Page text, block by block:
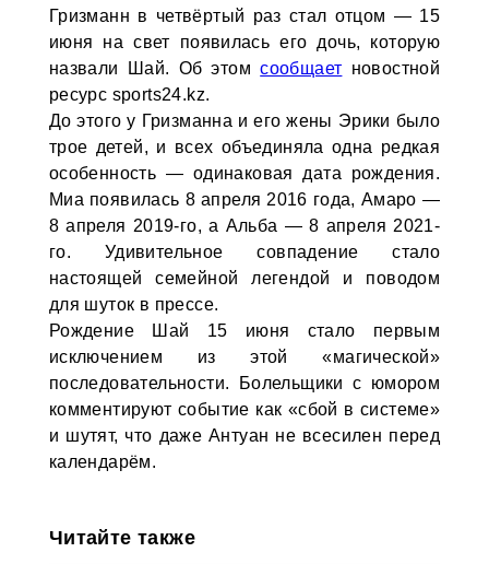
Гризманн в четвёртый раз стал отцом — 15
июня на свет появилась его дочь, которую
назвали Шай. Об этомсообщает новостной
ресурс sports24.kz.
До этого у Гризманна и его жены Эрики было
трое детей, и всех объединяла одна редкая
особенность — одинаковая дата рождения.
Миа появилась 8 апреля 2016 года, Амаро —
8 апреля 2019-го, а Альба — 8 апреля 2021-
го. Удивительное совпадение стало
настоящей семейной легендой и поводом
для шуток в прессе.
Рождение Шай 15 июня стало первым
исключением из этой «магической»
последовательности. Болельщики с юмором
комментируют событие как «сбой в системе»
и шутят, что даже Антуан не всесилен перед
календарём.
Читайте также